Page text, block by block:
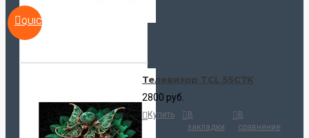
QUICKVIEW
Телевизор TCL 55C7K
2800 руб.
Купить
В
закладки
В
сравнение